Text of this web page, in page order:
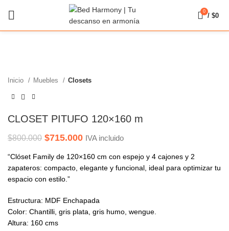
0
/ $0
Inicio Muebles Closets
CLOSET PITUFO 120×160 m
$800.000 Original
was:
$800.000.
$715.000Current
is:
$715.000.
IVA incluido
“Clóset Family de 120×160 cm con espejo y 4 cajones y 2
zapateros: compacto, elegante y funcional, ideal para optimizar tu
espacio con estilo.”
Estructura: MDF Enchapada
Color: Chantilli, gris plata, gris humo, wengue.
Altura: 160 cms